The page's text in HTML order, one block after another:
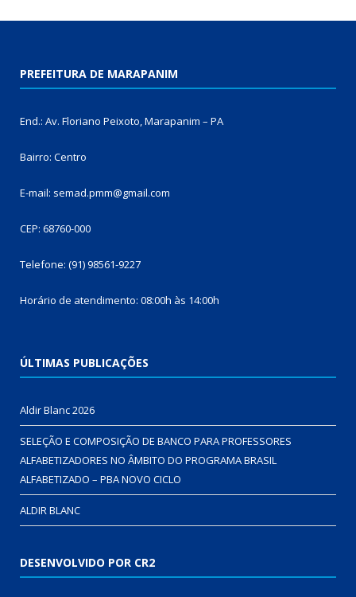
PREFEITURA DE MARAPANIM
End.: Av. Floriano Peixoto, Marapanim – PA
Bairro: Centro
E-mail: semad.pmm@gmail.com
CEP: 68760-000
Telefone: (91) 98561-9227
Horário de atendimento: 08:00h às 14:00h
ÚLTIMAS PUBLICAÇÕES
Aldir Blanc 2026
SELEÇÃO E COMPOSIÇÃO DE BANCO PARA PROFESSORES
ALFABETIZADORES NO ÂMBITO DO PROGRAMA BRASIL
ALFABETIZADO – PBA NOVO CICLO
ALDIR BLANC
DESENVOLVIDO POR CR2